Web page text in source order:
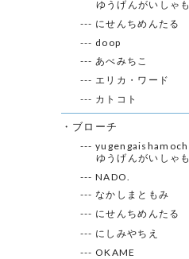
ゆうげんがいしゃ
--- にせんちめんたる
--- doop
--- あべみちこ
--- エリカ・ワード
--- カトコト
・ブローチ
---
ゆうげんがいしゃ
--- NADO.
--- なかしまともみ
--- にせんちめんたる
--- にしみやちえ
--- OKAME